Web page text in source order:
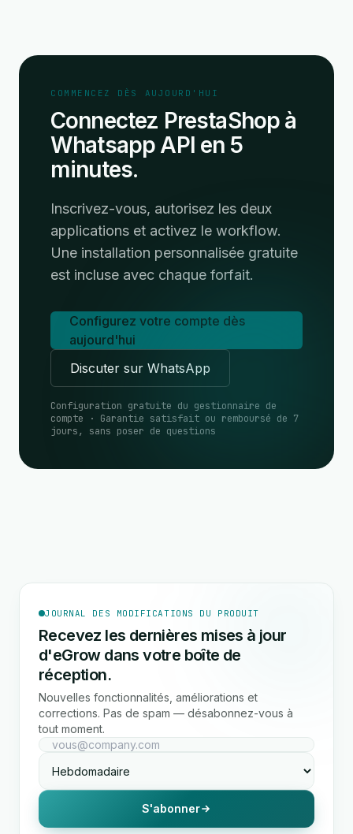
COMMENCEZ DÈS AUJOURD'HUI
Connectez PrestaShop à
Whatsapp API en 5
minutes.
Inscrivez-vous, autorisez les deux
applications et activez le workflow.
Une installation personnalisée gratuite
est incluse avec chaque forfait.
Configurez votre compte dès
aujourd'hui
Discuter sur WhatsApp
Configuration gratuite du gestionnaire de
compte · Garantie satisfait ou remboursé de 7
jours, sans poser de questions
JOURNAL DES MODIFICATIONS DU PRODUIT
Recevez les dernières mises à jour
d'eGrow dans votre boîte de
réception.
Nouvelles fonctionnalités, améliorations et
corrections. Pas de spam — désabonnez-vous à
tout moment.
S'abonner